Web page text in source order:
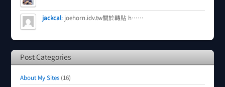
jackcal: joehorn.idv.tw關於轉貼 h……
Post Categories
About My Sites (16)